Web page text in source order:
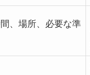
、場所、必要な準